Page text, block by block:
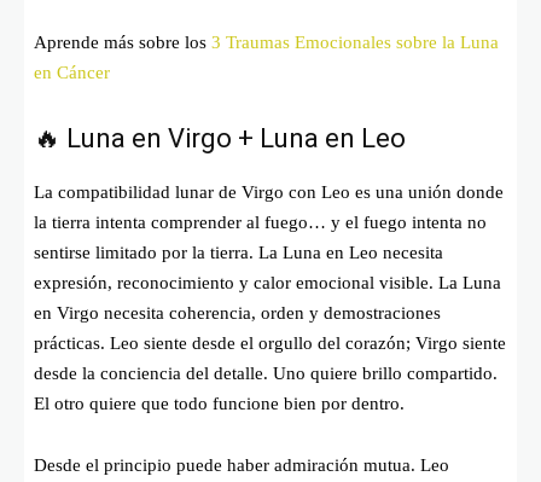
Aprende más sobre los 3 Traumas Emocionales sobre la Luna
en Cáncer
🔥 Luna en Virgo + Luna en Leo
La compatibilidad lunar de Virgo con Leo es una unión donde
la tierra intenta comprender al fuego… y el fuego intenta no
sentirse limitado por la tierra. La Luna en Leo necesita
expresión, reconocimiento y calor emocional visible. La Luna
en Virgo necesita coherencia, orden y demostraciones
prácticas. Leo siente desde el orgullo del corazón; Virgo siente
desde la conciencia del detalle. Uno quiere brillo compartido.
El otro quiere que todo funcione bien por dentro.
Desde el principio puede haber admiración mutua. Leo